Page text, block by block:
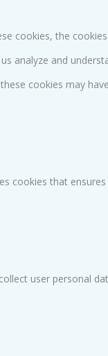
cookies, the
analyze and
cookies may
cookies that
user personal